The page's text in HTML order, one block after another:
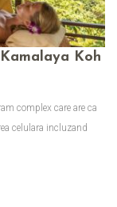
Koh
complex care are ca
celulara incluzand